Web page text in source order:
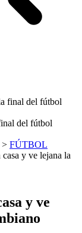
del fútbol
> FÚTBOL
y ve lejana la
y ve